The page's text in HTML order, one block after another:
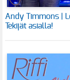
Andy Timmons |
Tekijät asialla!